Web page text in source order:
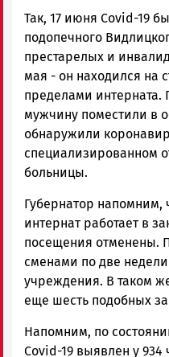
Так, 17 июня Covid-19
подопечного
престарелых и
мая - он находился на
пределами
мужчину поместили в
обнаружили
специализированном
больницы.
Губернатор напомним,
интернат работает в
посещения отменены.
сменами по две
учреждения. В таком
еще шесть подобных
Напомним, по
Covid-19 выявлен у